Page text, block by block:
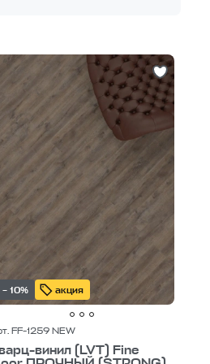
– 10% акция
FF-1259 NEW
винил (LVT) Fine